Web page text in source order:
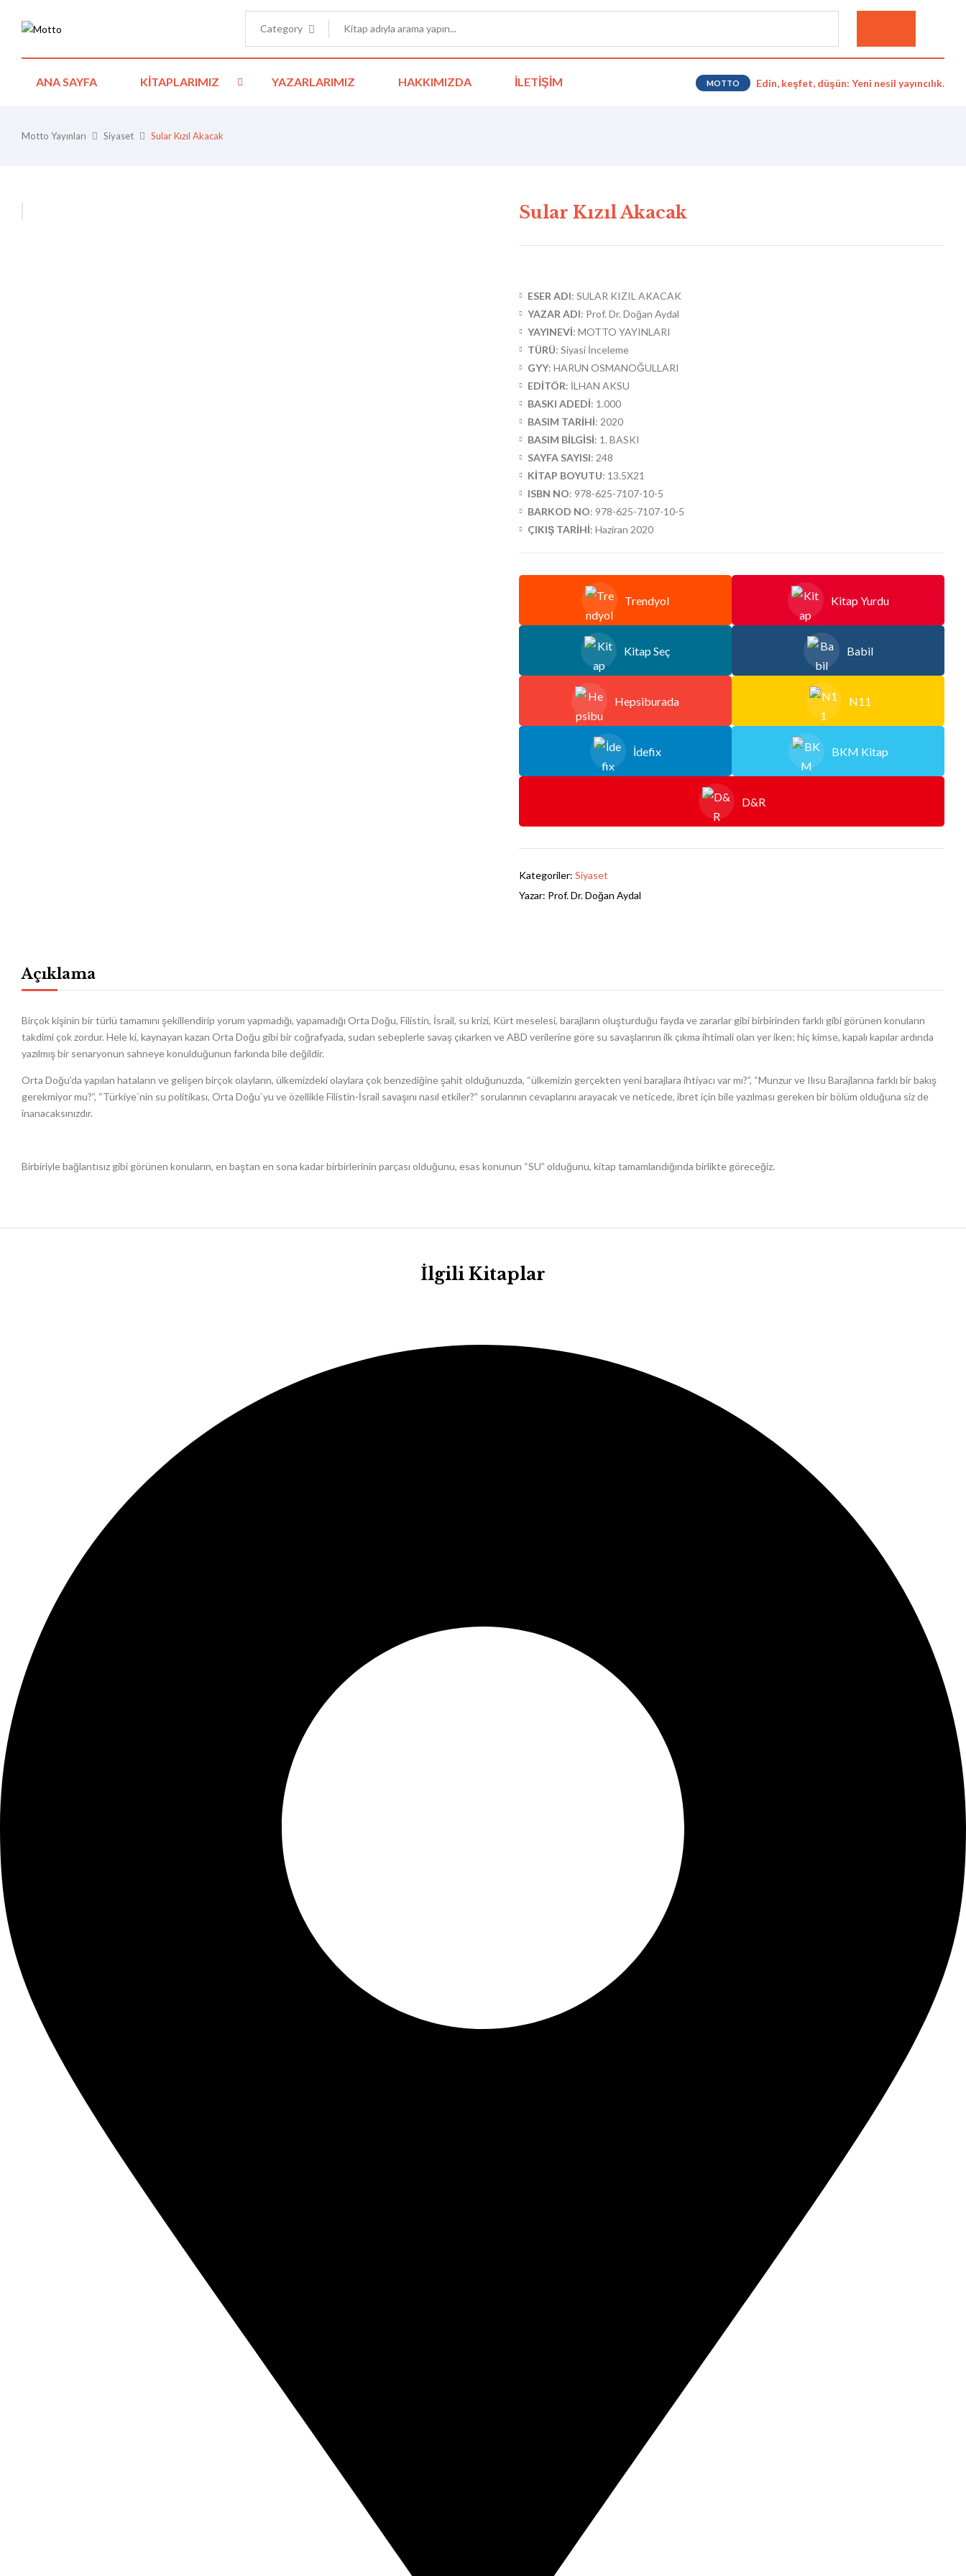
Category
ANA SAYFA KITAPLARIMIZ YAZARLARIMIZ HAKKIMIZDA İLETIŞIM MOTTO Edin, keşfet, düşün: Yeni nesil yayıncılık.
Motto Yayınları Siyaset Sular Kızıl Akacak
Sular Kızıl Akacak
ESER ADI: SULAR KIZIL AKACAK
YAZAR ADI: Prof. Dr. Doğan Aydal
YAYINEVİ: MOTTO YAYINLARI
TÜRÜ: Siyasi İnceleme
GYY: HARUN OSMANOĞULLARI
EDİTÖR: İLHAN AKSU
BASKI ADEDİ: 1.000
BASIM TARİHİ: 2020
BASIM BİLGİSİ: 1. BASKI
SAYFA SAYISI: 248
KİTAP BOYUTU: 13.5X21
ISBN NO: 978-625-7107-10-5
BARKOD NO: 978-625-7107-10-5
ÇIKIŞ TARİHİ: Haziran 2020
Trendyol Kitap Yurdu
Kitap Seç Babil
Hepsiburada N11
İdefix BKM Kitap
D&R
Kategoriler: Siyaset
Yazar: Prof. Dr. Doğan Aydal
Açıklama
Birçok kişinin bir türlü tamamını şekillendirip yorum yapmadığı, yapamadığı Orta Doğu, Filistin, İsrail, su krizi, Kürt meselesi, barajların oluşturduğu fayda ve zararlar gibi birbirinden farklı gibi görünen konuların
takdimi çok zordur. Hele ki, kaynayan kazan Orta Doğu gibi bir coğrafyada, sudan sebeplerle savaş çıkarken ve ABD verilerine göre su savaşlarının ilk çıkma ihtimali olan yer iken; hiç kimse, kapalı kapılar ardında
yazılmış bir senaryonun sahneye konulduğunun farkında bile değildir.
Orta Doğu’da yapılan hataların ve gelişen birçok olayların, ülkemizdeki olaylara çok benzediğine şahit olduğunuzda, “ülkemizin gerçekten yeni barajlara ihtiyacı var mı?”, “Munzur ve Ilısu Barajlarına farklı bir bakış
gerekmiyor mu?”, “Türkiye`nin su politikası, Orta Doğu`yu ve özellikle Filistin-İsrail savaşını nasıl etkiler?” sorularının cevaplarını arayacak ve neticede, ibret için bile yazılması gereken bir bölüm olduğuna siz de
inanacaksınızdır.
Birbiriyle bağlantısız gibi görünen konuların, en baştan en sona kadar birbirlerinin parçası olduğunu, esas konunun “SU” olduğunu, kitap tamamlandığında birlikte göreceğiz.
İlgili Kitaplar